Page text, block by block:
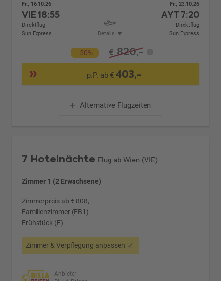
Fr., 16.10.26
VIE18:55
Direktflug
Sun Express
Details
Fr., 23.10.26
AYT 7:20
Direktflug
Sun Express
-50% € 820,-
p.P. ab € 403,-
Alternative Flugzeiten
7 Hotelnächte Flug ab Wien (VIE)
Zimmer 1 (2 Erwachsene)
Zimmerpreis ab € 808,-
Familienzimmer (FB1)
Frühstück (F)
Zimmer & Verpflegung anpassen
Anbieter: